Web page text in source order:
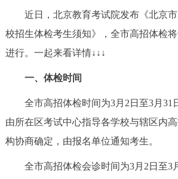
政务公开
市领导
决策公开 专题公开
近日，北京教育考试院发布《北京市
校招生体检考生须知》，全市高招体检将
进行。一起来看详情↓↓↓
一、体检时间
全市高招体检时间为3月2日至3月31
由所在区考试中心指导各学校与辖区内
构协商确定，由报名单位通知考生。
全市高招体检会诊时间为3月2日至3